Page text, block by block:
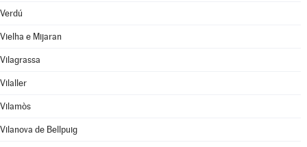
Verdú
Vielha e Mijaran
Vilagrassa
Vilaller
Vilamòs
Vilanova de Bellpuig